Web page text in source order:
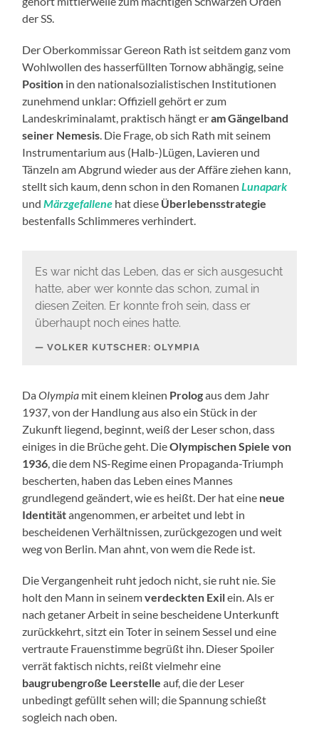
der SS.
Der Oberkommissar Gereon Rath ist seitdem ganz vom
Wohlwollen des hasserfüllten Tornow abhängig, seine
Position in den nationalsozialistischen Institutionen
zunehmend unklar: Offiziell gehört er zum
Landeskriminalamt, praktisch hängt eram Gängelband
seiner Nemesis. Die Frage, ob sich Rath mit seinem
Instrumentarium aus (Halb-)Lügen, Lavieren und
Tänzeln am Abgrund wieder aus der Affäre ziehen kann,
stellt sich kaum, denn schon in den RomanenLunapark
undMärzgefallene hat diese Überlebensstrategie
bestenfalls Schlimmeres verhindert.
Es war nicht das Leben, das er sich ausgesucht
hatte, aber wer konnte das schon, zumal in
diesen Zeiten. Er konnte froh sein, dass er
überhaupt noch eines hatte.
VOLKER KUTSCHER: OLYMPIA
DaOlympia mit einem kleinen Prologaus dem Jahr
1937, von der Handlung aus also ein Stück in der
Zukunft liegend, beginnt, weiß der Leser schon, dass
einiges in die Brüche geht. DieOlympischen Spiele von
1936, die dem NS-Regime einen Propaganda-Triumph
bescherten, haben das Leben eines Mannes
grundlegend geändert, wie es heißt. Der hat eine neue
Identitätangenommen, er arbeitet und lebt in
bescheidenen Verhältnissen, zurückgezogen und weit
weg von Berlin. Man ahnt, von wem die Rede ist.
Die Vergangenheit ruht jedoch nicht, sie ruht nie. Sie
holt den Mann in seinemverdeckten Exilein. Als er
nach getaner Arbeit in seine bescheidene Unterkunft
zurückkehrt, sitzt ein Toter in seinem Sessel und eine
vertraute Frauenstimme begrüßt ihn. Dieser Spoiler
verrät faktisch nichts, reißt vielmehr eine
baugrubengroße Leerstelle auf, die der Leser
unbedingt gefüllt sehen will; die Spannung schießt
sogleich nach oben.